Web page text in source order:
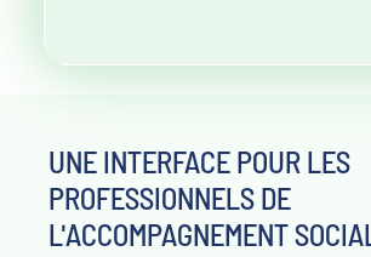
UNE INTERFACE POUR LES
PROFESSIONNELS DE
L'ACCOMPAGNEMENT SOCIAL